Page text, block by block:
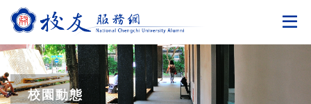
切
校園動態